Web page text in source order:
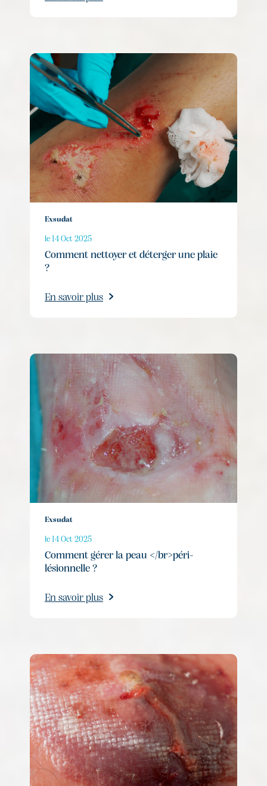
Exsudat
le 14 Oct 2025
Comment nettoyer et déterger une plaie
?
En savoir plus
Exsudat
le 14 Oct 2025
Comment gérer la peau </br>péri-
lésionnelle ?
En savoir plus